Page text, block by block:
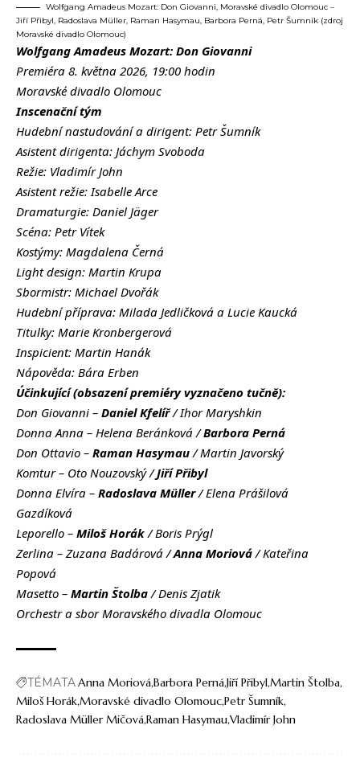
Wolfgang Amadeus Mozart: Don Giovanni, Moravské divadlo Olomouc –
Jiří Přibyl, Radoslava Müller, Raman Hasymau, Barbora Perná, Petr Šumník (zdroj
Moravské divadlo Olomouc)
Wolfgang Amadeus Mozart: Don Giovanni
Premiéra 8. května 2026, 19:00 hodin
Moravské divadlo Olomouc
Inscenační tým
Hudební nastudování a dirigent: Petr Šumník
Asistent dirigenta: Jáchym Svoboda
Režie: Vladimír John
Asistent režie: Isabelle Arce
Dramaturgie: Daniel Jäger
Scéna: Petr Vítek
Kostýmy: Magdalena Černá
Light design: Martin Krupa
Sbormistr: Michael Dvořák
Hudební příprava: Milada Jedličková a Lucie Kaucká
Titulky: Marie Kronbergerová
Inspicient: Martin Hanák
Nápověda: Bára Erben
Účinkující (obsazení premiéry vyznačeno tučně):
Don Giovanni – Daniel Kfelíř/ Ihor Maryshkin
Donna Anna – Helena Beránková /Barbora Perná
Don Ottavio – Raman Hasymau / Martin Javorský
Komtur – Oto Nouzovský /Jiří Přibyl
Donna Elvíra – Radoslava Müller/ Elena Prášilová
Gazdíková
Leporello – Miloš Horák / Boris Prýgl
Zerlina – Zuzana Badárová /Anna Moriová / Kateřina
Popová
Masetto – Martin Štolba / Denis Zjatik
Orchestr a sbor Moravského divadla Olomouc
TÉMATAAnna MoriováBarbora PernáJiří PřibylMartin Štolba
Miloš HorákMoravské divadlo OlomoucPetr Šumník
Radoslava Müller MičováRaman HasymauVladimír John